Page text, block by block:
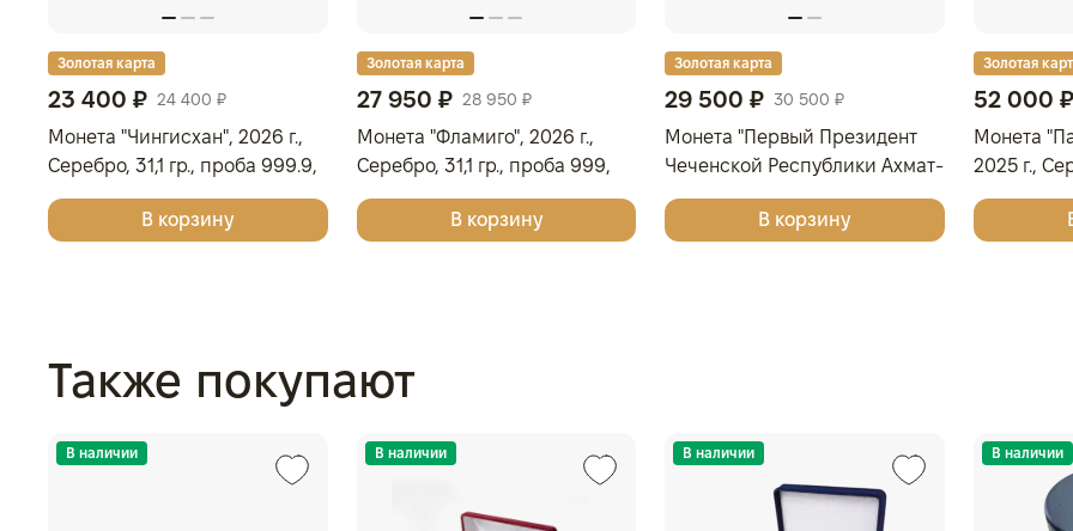
Золотая карта
23 400 ₽ 24 400 ₽
Монета "Чингисхан", 2026 г.,
Серебро, 31,1 гр., проба 999.9,
МОНГОЛИЯ
В корзину
Золотая карта
27 950 ₽ 28 950 ₽
Монета "Фламиго", 2026 г.,
Серебро, 31,1 гр., проба 999,
ОСТРОВА КУКА
В корзину
Золотая карта
29 500 ₽ 30 500 ₽
Монета "Первый Президент
Чеченской Республики Ахмат-
Хаджи Абдулхамидович
Кадыров, к 75-летию со дня
В корзину
Золотая
52 000 ₽
Монета
2025 г.,
проба
Также покупают
В наличии В наличии В наличии В наличии